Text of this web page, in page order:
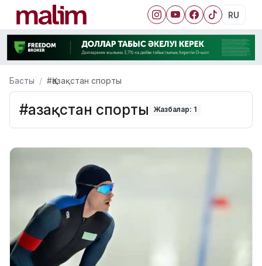
RU
Басты #Қазақстан спорты
#Қазақстан спорты Жазбалар: 1